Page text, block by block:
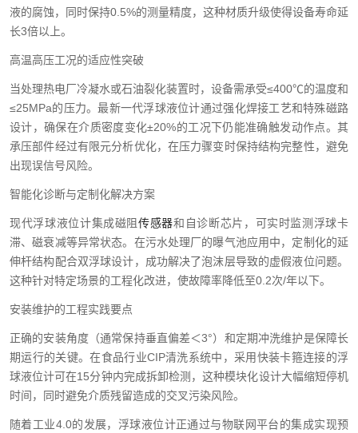
液的腐蚀，同时保持0.5%的测量精度，这种材质升级使得设备寿命延
长3倍以上。
高温高压工况的适应性突破
当处理热电厂冷凝水或石油裂化装置时，设备需承受≤400℃的温度和
≤25MPa的压力。最新一代浮球液位计通过强化焊接工艺和特殊磁路
设计，确保在介质密度变化±20%的工况下仍能准确触发动作点。其
承压部件经过有限元分析优化，在压力骤变时保持结构完整性，避免
出现误信号风险。
智能化诊断与定制化解决方案
现代浮球液位计集成磁阻传感器和自诊断芯片，可实时监测浮球卡
滞、磁衰减等异常状态。在污水处理厂的曝气池应用中，定制化的延
伸杆结构配合双浮球设计，成功解决了泡沫层导致的虚假液位问题。
这种针对特定场景的工程化改进，使故障率降低至0.2次/年以下。
安装维护的工程实践要点
正确的安装角度（通常保持垂直偏差＜3°）和定期冲洗维护是保障长
期运行的关键。在食品行业CIP清洗系统中，采用快装卡箍连接的浮
球液位计可在15分钟内完成拆卸检测，这种模块化设计大幅缩短停机
时间，同时避免介质残留造成的交叉污染风险。
随着工业4.0的发展，浮球液位计正通过与物联网平台的集成实现预